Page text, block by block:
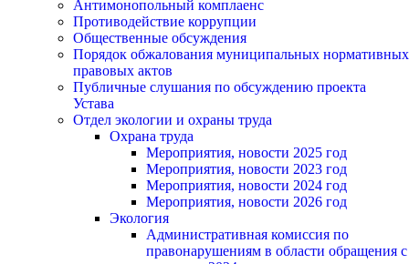
Антимонопольный комплаенс
Противодействие коррупции
Общественные обсуждения
Порядок обжалования муниципальных нормативных
правовых актов
Публичные слушания по обсуждению проекта
Устава
Отдел экологии и охраны труда
Охрана труда
Мероприятия, новости 2025 год
Мероприятия, новости 2023 год
Мероприятия, новости 2024 год
Мероприятия, новости 2026 год
Экология
Административная комиссия по
правонарушениям в области обращения с